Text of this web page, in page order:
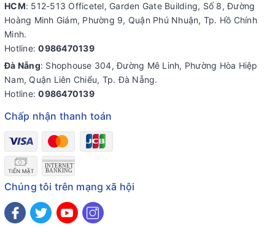
HCM: 512-513 Officetel, Garden Gate Building, Số 8, Đường
Hoàng Minh Giám, Phường 9, Quận Phú Nhuận, Tp. Hồ Chính
Minh.
Hotline:0986470139
Đà Nẵng: Shophouse 304, Đường Mê Linh, Phường Hòa Hiệp
Nam, Quận Liên Chiểu, Tp. Đà Nẵng.
Hotline:0986470139
Chấp nhận thanh toán
Chúng tôi trên mạng xã hội